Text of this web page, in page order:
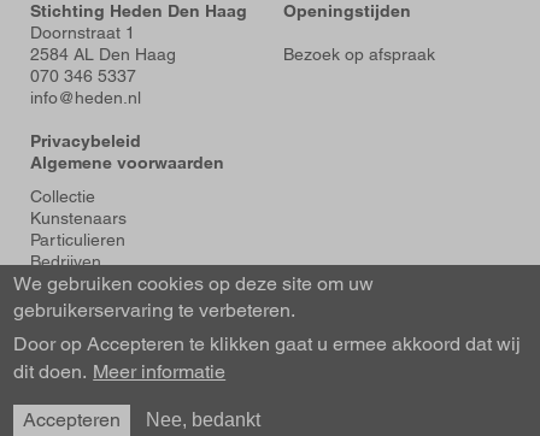
Stichting Heden Den Haag
Doornstraat 1
2584 AL Den Haag
070 346 5337
info@heden.nl
Privacybeleid
Algemene voorwaarden
Openingstijden
Bezoek op afspraak
Voet
Collectie
Kunstenaars
Particulieren
Bedrijven
Tentoonstellingen
Actueel
About us
Contact
We gebruiken cookies op deze site om uw
gebruikerservaring te verbeteren.
Door op Accepteren te klikken gaat u ermee akkoord dat wij
dit doen. Meer informatie
Accepteren Nee, bedankt